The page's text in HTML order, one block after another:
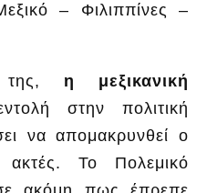
– Φιλιππίνες –
της, η μεξικανική
στην πολιτική
να απομακρυνθεί ο
Το Πολεμικό